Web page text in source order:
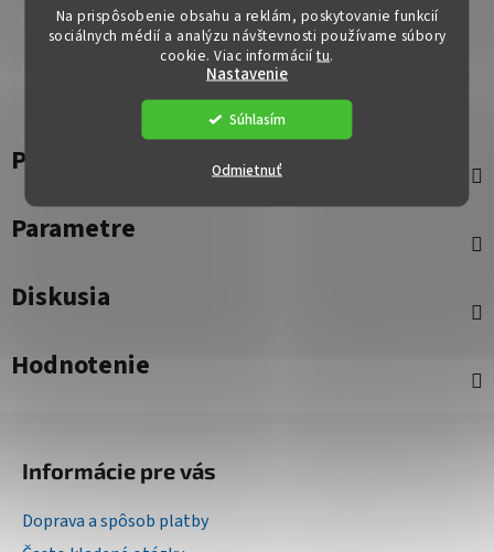
Na prispôsobenie obsahu a reklám, poskytovanie funkcií
sociálnych médií a analýzu návštevnosti používame súbory
cookie. Viac informáciítu.
Nastavenie
Odmietnuť
Súhlasím
Popis
Parametre
Diskusia
Hodnotenie
Informácie pre vás
Doprava a spôsob platby